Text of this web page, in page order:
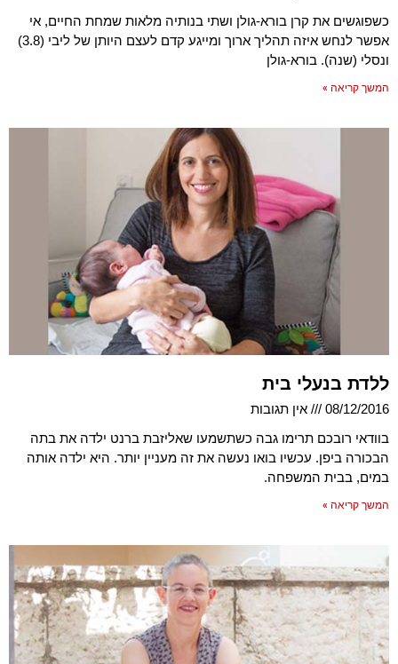
כשפוגשים את קרן בורא-גולן ושתי בנותיה מלאות שמחת החיים, אי
אפשר לנחש איזה תהליך ארוך ומייגע קדם לעצם היותן של ליבי (3.8)
ונסלי (שנה). בורא-גולן
המשך קריאה »
ללדת בנעלי בית
08/12/2016
אין תגובות
בוודאי רובכם תרימו גבה כשתשמעו שאליזבת ברנט ילדה את בתה
הבכורה ביפן. עכשיו בואו נעשה את זה מעניין יותר. היא ילדה אותה
במים, בבית המשפחה.
המשך קריאה »